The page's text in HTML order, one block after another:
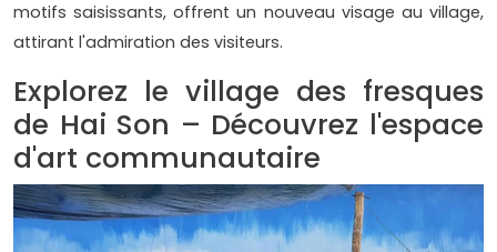
motifs saisissants, offrent un nouveau visage au village,
attirant l'admiration des visiteurs.
Explorez le village des fresques
de Hai Son – Découvrez l'espace
d'art communautaire